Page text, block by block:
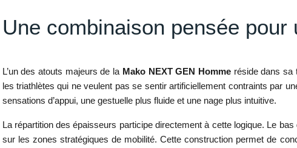
Une combinaison pensée
L’un des atouts majeurs de la Mako NEXT GEN Hommeréside dans sa
les triathlètes qui ne veulent pas se sentir artificiellement contraints par
sensations d’appui, une gestuelle plus fluide et une nage plus intuitive.
La répartition des épaisseurs participe directement à cette logique. Le
sur les zones stratégiques de mobilité. Cette construction permet de